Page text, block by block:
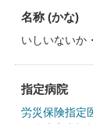
名称 (かな)
いしいないか
指定病院
労災保険指定